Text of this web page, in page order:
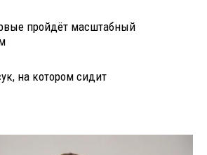
пройдёт масштабный
на котором сидит